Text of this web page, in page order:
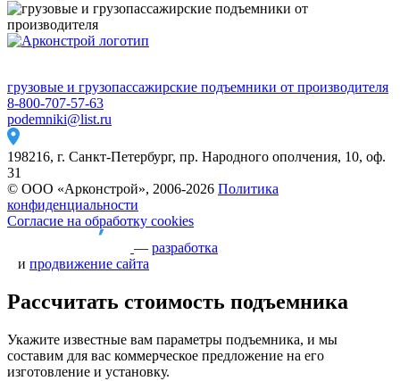
грузовые и грузопассажирские подъемники от производителя
8-800-707-57-63
podemniki@list.ru
198216, г. Санкт-Петербург, пр. Народного ополчения, 10, оф.
31
© ООО «Арконстрой», 2006-2026 Политика
конфиденциальности
Согласие на обработку cookies
— разработка
и продвижение сайта
Рассчитать стоимость подъемника
Укажите известные вам параметры подъемника, и мы
составим для вас коммерческое предложение на его
изготовление и установку.